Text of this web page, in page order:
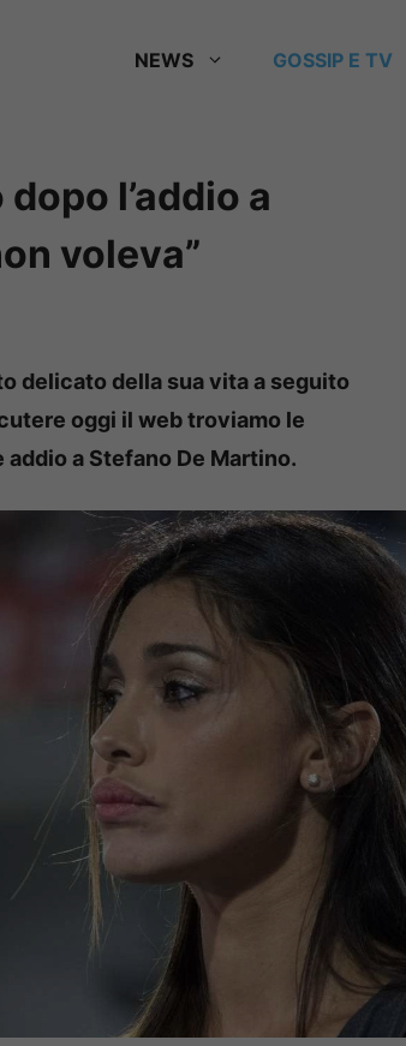
NEWS GOSSIP E TV
l’addio a
voleva”
delicato della sua vita a seguito
oggi il web troviamo le
a Stefano De Martino.